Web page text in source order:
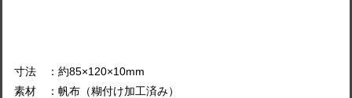
寸法 ：約85×120×10mm
素材 ：帆布（糊付け加工済み）